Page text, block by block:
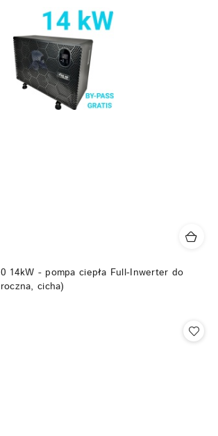
14kW - pompa ciepła Full-Inwerter do
cicha)